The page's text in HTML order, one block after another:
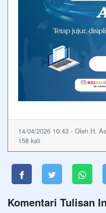
14/04/2026 10:43 - Oleh H.
158 kali
Komentari Tulisan